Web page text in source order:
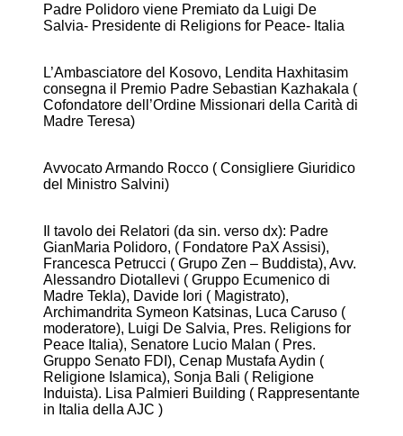
Padre Polidoro viene Premiato da Luigi De
Salvia- Presidente di Religions for Peace- Italia
L’Ambasciatore del Kosovo, Lendita Haxhitasim
consegna il Premio Padre Sebastian Kazhakala (
Cofondatore dell’Ordine Missionari della Carità di
Madre Teresa)
Avvocato Armando Rocco ( Consigliere Giuridico
del Ministro Salvini)
Il tavolo dei Relatori (da sin. verso dx): Padre
GianMaria Polidoro, ( Fondatore PaX Assisi),
Francesca Petrucci ( Grupo Zen – Buddista), Avv.
Alessandro Diotallevi ( Gruppo Ecumenico di
Madre Tekla), Davide Iori ( Magistrato),
Archimandrita Symeon Katsinas, Luca Caruso (
moderatore), Luigi De Salvia, Pres. Religions for
Peace Italia), Senatore Lucio Malan ( Pres.
Gruppo Senato FDI), Cenap Mustafa Aydin (
Religione Islamica), Sonja Bali ( Religione
Induista). Lisa Palmieri Building ( Rappresentante
in Italia della AJC )